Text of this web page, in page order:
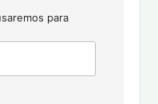
para